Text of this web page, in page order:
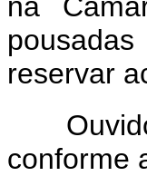
reservar
conforme